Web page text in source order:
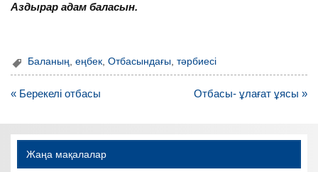
Аздырар адам баласын.
Баланың,еңбек,Отбасындағы,тәрбиесі
Навигация
записям
« Берекелі отбасы Отбасы- ұлағат ұясы »
Жаңа мақалалар